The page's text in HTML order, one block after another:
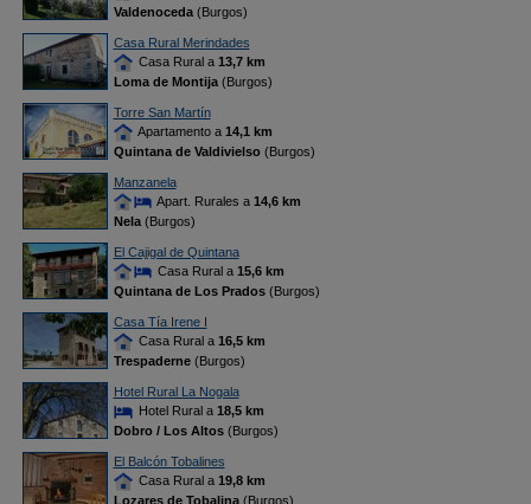
Valdenoceda(Burgos)
Casa Rural Merindades
Casa Rural a 13,7 km
Loma de Montija(Burgos)
Torre San Martín
Apartamento a 14,1 km
Quintana de Valdivielso(Burgos)
Manzanela
Apart. Rurales a 14,6 km
Nela(Burgos)
El Cajigal de Quintana
Casa Rural a 15,6 km
Quintana de Los Prados(Burgos)
Casa Tía Irene I
Casa Rural a 16,5 km
Trespaderne(Burgos)
Hotel Rural La Nogala
Hotel Rural a 18,5 km
Dobro / Los Altos(Burgos)
El Balcón Tobalines
Casa Rural a 19,8 km
Lozares de Tobalina(Burgos)